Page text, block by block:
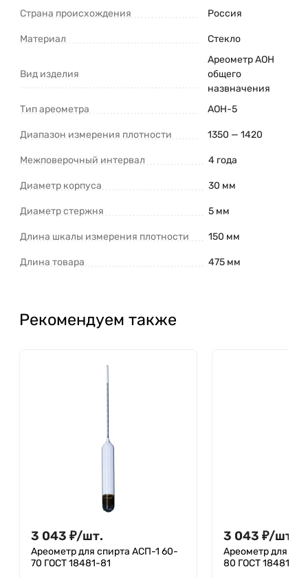
Страна происхождения Россия
Материал Стекло
Вид изделия
Ареометр АОН
общего
назвначения
Тип ареометра
АОН-5
Диапазон измерения плотности 1350 — 1420
Межповерочный интервал 4 года
Диаметр корпуса 30 мм
Диаметр стержня 5 мм
Длина шкалы измерения плотности 150 мм
Длина товара 475 мм
Рекомендуем также
3 043 ₽/шт.
Ареометр для спирта АСП-1 60-
70 ГОСТ 18481-81
3 043 ₽/шт.
Ареометр для
80 ГОСТ 18481-81